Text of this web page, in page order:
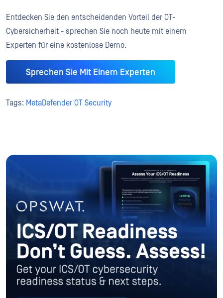
Entdecken Sie den entscheidenden Vorteil der OT-
Cybersicherheit - sprechen Sie noch heute mit einem
Experten für eine kostenlose Demo.
Sprechen Sie Mit Einem Experten
Tags: MetaDefender OT Security